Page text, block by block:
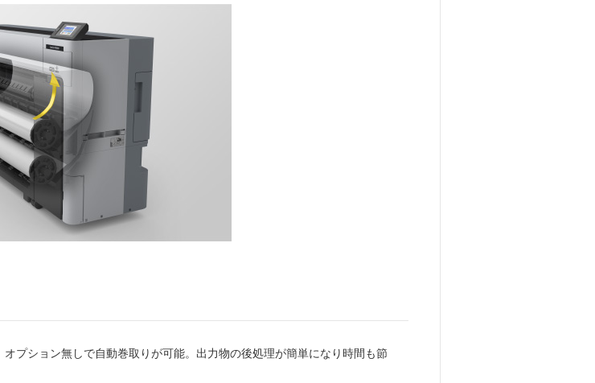
プション無しで自動巻取りが可能。出力物の後処理が簡単になり時間も節